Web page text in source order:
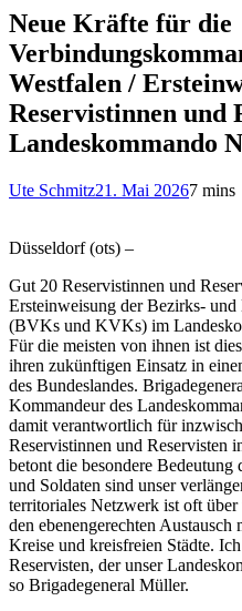
Neue Kräfte für die
Westfalen /
Reservistinnen und
Landeskommando
Ute Schmitz21. Mai 20267 mins
Düsseldorf (ots) –
Gut 20 Reservistinnen und
Ersteinweisung der Bezirks-
(BVKs und KVKs) im
Für die meisten von ihnen ist
ihren zukünftigen Einsatz in
des Bundeslandes.
Kommandeur des
damit verantwortlich für
Reservistinnen und Reservisten
betont die besondere
und Soldaten sind unser
territoriales Netzwerk ist oft über
den ebenengerechten
Kreise und kreisfreien Städte.
Reservisten, der unser
so Brigadegeneral Müller.